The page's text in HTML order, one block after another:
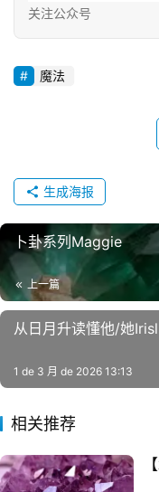
关注公众号
魔法
生成海报
卜卦系列Maggie
上一篇
从日月升读懂他/她
1 de 3 月 de 2026 13:13
相关推荐